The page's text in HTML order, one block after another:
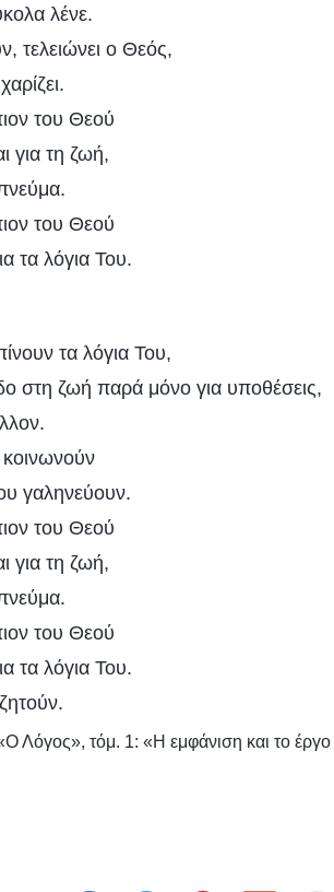
λένε.
τελειώνει ο Θεός,
του Θεού
για τη ζωή,
του Θεού
τα λόγια Του.
τα λόγια Του,
στη ζωή παρά μόνο για υποθέσεις,
γαληνεύουν.
του Θεού
για τη ζωή,
του Θεού
τα λόγια Του.
Λόγος», τόμ. 1: «Η εμφάνιση και το